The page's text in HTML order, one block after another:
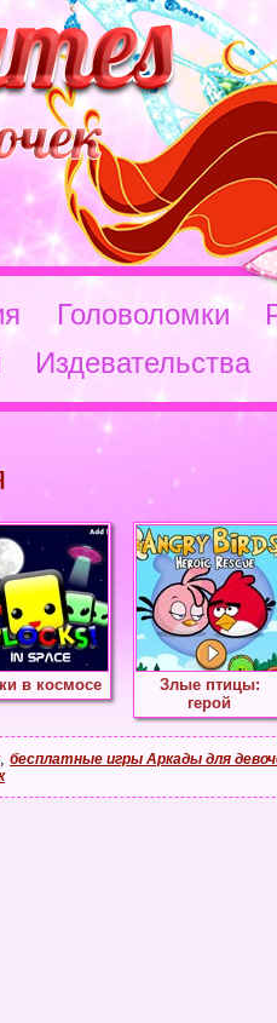
Головоломки
Издевательства
в космосе
Злые птицы:
герой
, бесплатные игры Аркады для